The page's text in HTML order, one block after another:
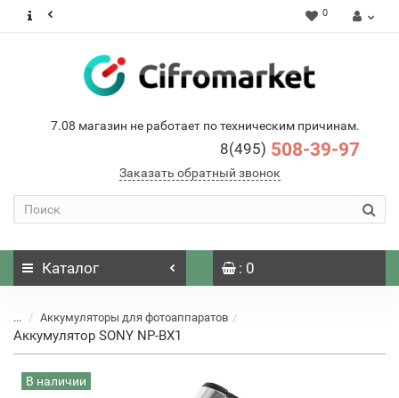
0
7.08 магазин не работает по техническим причинам.
8(495) 508-39-97
Заказать обратный звонок
Каталог : 0
... Аккумуляторы для фотоаппаратов
Аккумулятор SONY NP-BX1
В наличии